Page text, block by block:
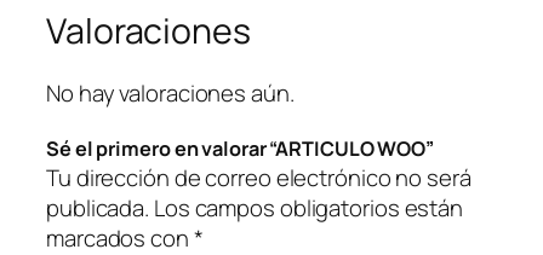
L
O
W
O
O
c
a
n
Valoraciones
No hay valoraciones aún.
Sé el primero en valorar “ARTICULO WOO”
Tu dirección de correo electrónico no será
publicada. Los campos obligatorios están
marcados con*